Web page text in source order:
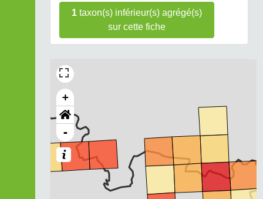
1taxon(s) inférieur(s) agrégé(s)
sur cette fiche
+
-